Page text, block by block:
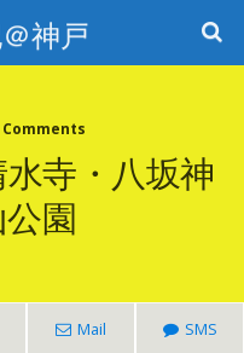
神戸
Comments
寺・八坂神
園
Mail SMS